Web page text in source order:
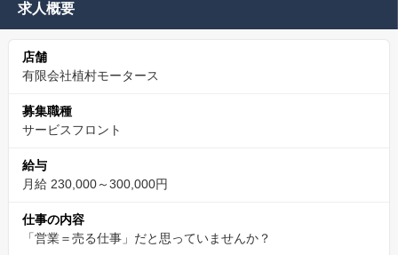
仕事とプライベートを両立できる環境です。
人間関係で悩まない職場
当社で働く社員が口を揃えて言うのが「人間関係の良さ」です。
整備・フロント・営業の距離が近く、困ったときは自然に声を掛
け合える環境があります。
実際に転職してきた社員からは、こんな声があります。
——
「以前の職場では人間関係で悩みましたが、ここではそのストレ
求人概要
店舗
有限会社植村モータース
募集職種
サービスフロント
給与
月給 230,000～300,000円
仕事の内容
「営業＝売る仕事」だと思っていませんか？